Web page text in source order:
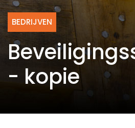
BEDRIJVEN
- kopie